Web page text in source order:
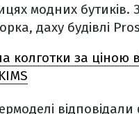
модних
даху будівлі
колготки за ціною